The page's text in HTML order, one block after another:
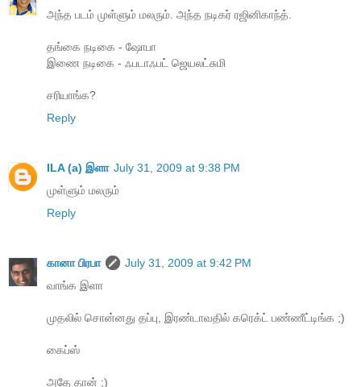
அந்த படம் முள்ளும் மலரும். அந்த நடிகர் ரஜினிகாந்த்.
தங்கை நடிகை - ஷோபா
இணை நடிகை - ஃபடாஃபட் ஜெயலட்சுமி
சரியாங்க?
Reply
ILA (a) இளா July 31, 2009 at 9:38 PM
முள்ளும் மலரும்
Reply
கானா பிரபா
July 31, 2009 at 9:42 PM
வாங்க இளா
முதலில் சொன்னது தப்பு, இரண்டாவதில் கரெக்ட் பண்ணீட்டிங்க ;)
கைப்ஸ்
அதே தான் ;)